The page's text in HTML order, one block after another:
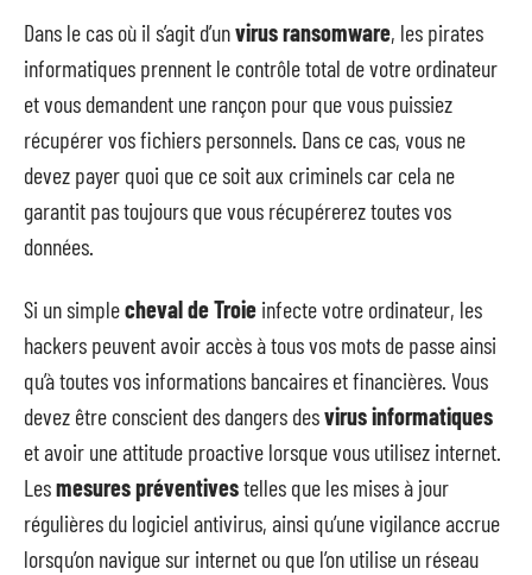
Dans le cas où il s’agit d’unvirus ransomware, les pirates
informatiques prennent le contrôle total de votre ordinateur
et vous demandent une rançon pour que vous puissiez
récupérer vos fichiers personnels. Dans ce cas, vous ne
devez payer quoi que ce soit aux criminels car cela ne
garantit pas toujours que vous récupérerez toutes vos
données.
Si un simplecheval de Troie infecte votre ordinateur, les
hackers peuvent avoir accès à tous vos mots de passe ainsi
qu’à toutes vos informations bancaires et financières. Vous
devez être conscient des dangers desvirus informatiques
et avoir une attitude proactive lorsque vous utilisez internet.
Lesmesures préventivestelles que les mises à jour
régulières du logiciel antivirus, ainsi qu’une vigilance accrue
lorsqu’on navigue sur internet ou que l’on utilise un réseau